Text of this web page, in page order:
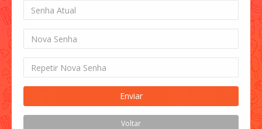
Enviar
Voltar